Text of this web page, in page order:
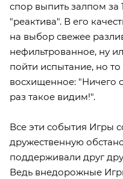
спор выпить залпом за
"реактива". В его
на выбор свежее
нефильтрованное, ну
пойти испытание, но
восхищенное: "Ничего
раз такое видим!".
Все эти события Игры
дружественную
поддерживали друг
Ведь внедорожные